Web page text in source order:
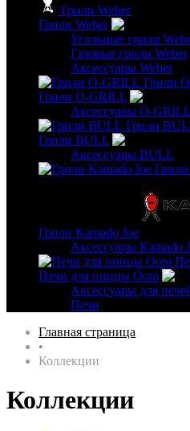
Грили Weber
Грили Weber
Угольные грили
Газовые грили Weber
Аксессуары Weber
Грили
Грили O-GRILL
Аксессуары O-GRILL
Грили
Грили BULL
Аксессуары BULL
Грили
Грили Kamado Joe
Аксессуары Kamado
Печи для пиццы Ooni
Аксессуары для
Печи
Главная страница
•
Коллекции
Коллекции